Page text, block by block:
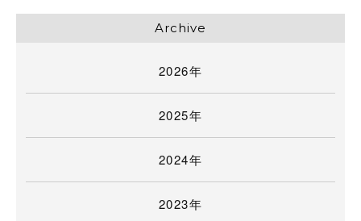
Archive
2026年
2025年
2024年
2023年